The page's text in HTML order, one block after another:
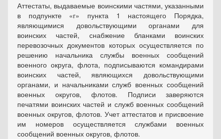
Аттестаты, выдаваемые воинскими частями, указанными
в подпункте «г» пункта 1 настоящего Порядка,
являющимися довольствующими органами для
воинских частей, снабжение бланками воинских
перевозочных документов которых осуществляется по
решению начальника службы военных сообщений
военного округа, флота, подписываются командирами
воинских частей, являющихся довольствующими
органами, и начальниками служб военных сообщений
военных округов, флотов. Подписи заверяются
печатями воинских частей и служб военных сообщений
военных округов, флотов. Учет аттестатов и присвоение
им номеров осуществляется службами военных
сообщений военных округов, флотов.